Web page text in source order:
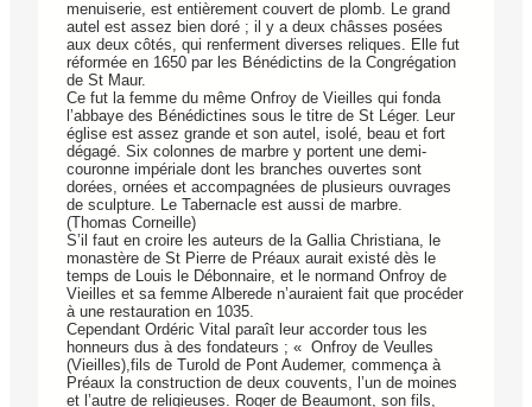
menuiserie, est entièrement couvert de plomb. Le grand
autel est assez bien doré ; il y a deux châsses posées
aux deux côtés, qui renferment diverses reliques. Elle fut
réformée en 1650 par les Bénédictins de la Congrégation
de St Maur.
Ce fut la femme du même Onfroy de Vieilles qui fonda
l’abbaye des Bénédictines sous le titre de St Léger. Leur
église est assez grande et son autel, isolé, beau et fort
dégagé. Six colonnes de marbre y portent une demi-
couronne impériale dont les branches ouvertes sont
dorées, ornées et accompagnées de plusieurs ouvrages
de sculpture. Le Tabernacle est aussi de marbre.
(Thomas Corneille)
S’il faut en croire les auteurs de la Gallia Christiana, le
monastère de St Pierre de Préaux aurait existé dès le
temps de Louis le Débonnaire, et le normand Onfroy de
Vieilles et sa femme Alberede n’auraient fait que procéder
à une restauration en 1035.
Cependant Ordéric Vital paraît leur accorder tous les
honneurs dus à des fondateurs ; « Onfroy de Veulles
(Vieilles),fils de Turold de Pont Audemer, commença à
Préaux la construction de deux couvents, l’un de moines
et l’autre de religieuses. Roger de Beaumont, son fils,